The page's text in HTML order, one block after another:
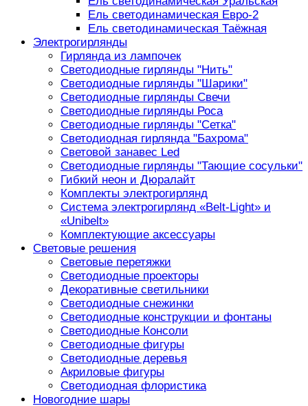
Ель светодинамическая Евро-2
Ель светодинамическая Таёжная
Электрогирлянды
Гирлянда из лампочек
Светодиодные гирлянды "Нить"
Светодиодные гирлянды "Шарики"
Светодиодные гирлянды Свечи
Светодиодные гирлянды Роса
Светодиодные гирлянды "Сетка"
Светодиодная гирлянда "Бахрома"
Световой занавес Led
Светодиодные гирлянды "Тающие сосульки"
Гибкий неон и Дюралайт
Комплекты электрогирлянд
Система электрогирлянд «Belt-Light» и
«Unibelt»
Комплектующие аксессуары
Световые решения
Световые перетяжки
Светодиодные проекторы
Декоративные светильники
Светодиодные снежинки
Светодиодные конструкции и фонтаны
Светодиодные Консоли
Светодиодные фигуры
Светодиодные деревья
Акриловые фигуры
Светодиодная флористика
Новогодние шары